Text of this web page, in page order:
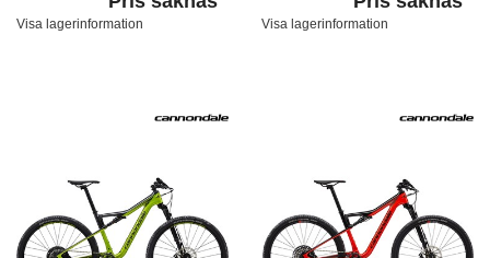
Visa lagerinformation Visa lagerinformation